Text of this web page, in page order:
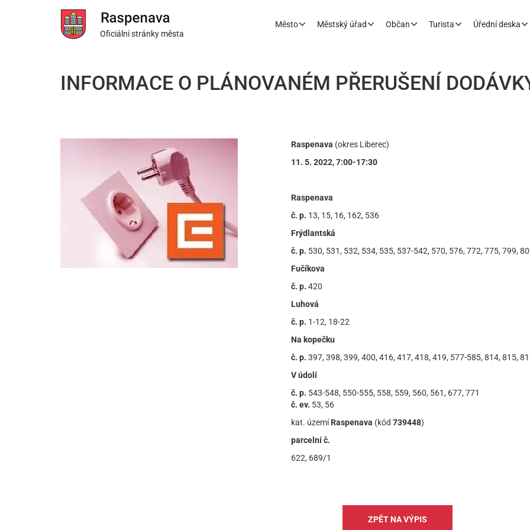
Oficiální stránky města
Město Městský úřad Občan Turista Úřední deska
INFORMACE O PLÁNOVANÉM PŘERUŠENÍ
Raspenava (okres Liberec)
11. 5. 2022, 7:00-17:30
Raspenava
č. p. 13, 15, 16, 162, 536
Frýdlantská
č. p. 530, 531, 532, 534, 535, 537-542, 570, 576, 772, 775, 799,
Fučíkova
č. p. 420
Luhová
č. p. 1-12, 18-22
Na kopečku
č. p. 397, 398, 399, 400, 416, 417, 418, 419, 577-585, 814, 815,
V údolí
č. p. 543-548, 550-555, 558, 559, 560, 561, 677, 771
č. ev. 53, 56
kat. územíRaspenava (kód 739448)
parcelní č.
622, 689/1
ZPĚT NA VÝPIS